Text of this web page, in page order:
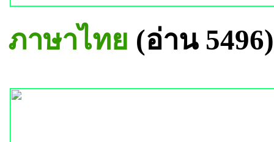
ภาษาไทย (อ่าน 5496)